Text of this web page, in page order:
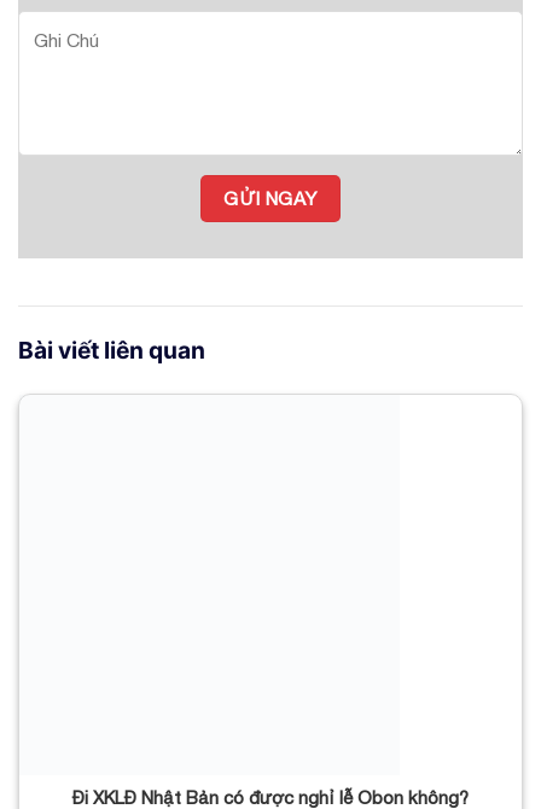
Bài viết liên quan
Đi XKLĐ Nhật Bản có được nghỉ lễ Obon không?